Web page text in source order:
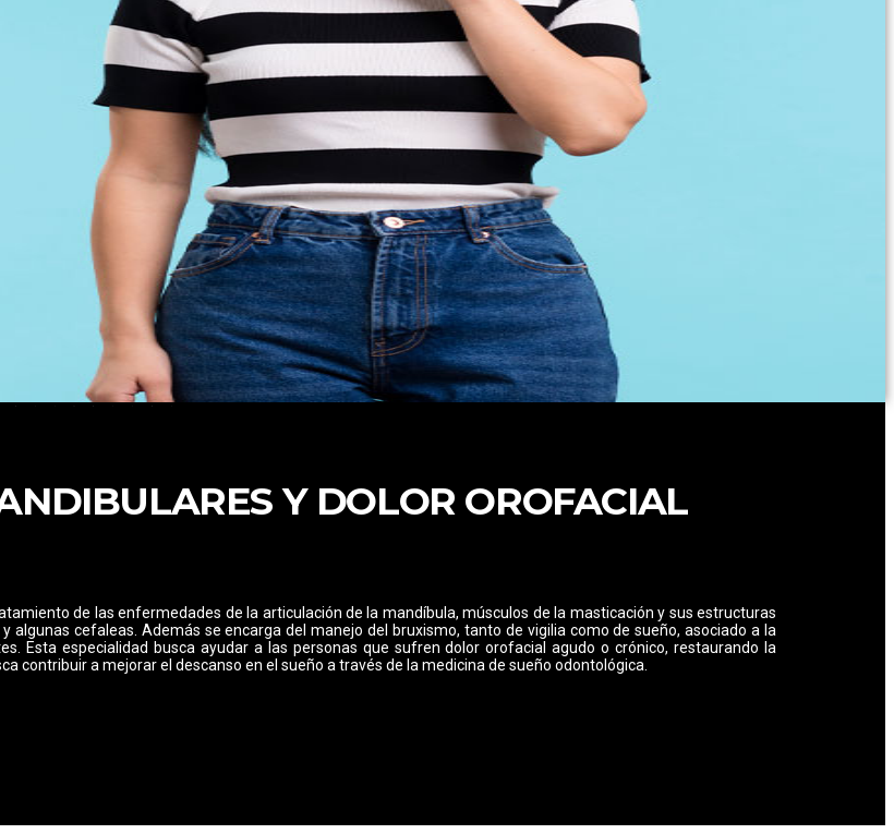
Y DOLOR OROFACIAL
de las enfermedades de la articulación de la mandíbula, músculos de la masticación y sus estructuras
cefaleas. Además se encarga del manejo del bruxismo, tanto de vigilia como de sueño, asociado a la
Esta especialidad busca ayudar a las personas que sufren dolor orofacial agudo o crónico, restaurando la
contribuir a mejorar el descanso en el sueño a través de la medicina de sueño odontológica.